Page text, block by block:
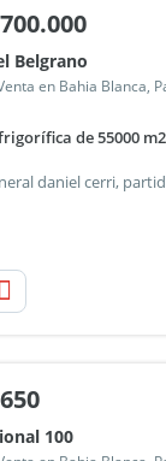
Belgrano
en Bahia Blanca,
de 55000
100